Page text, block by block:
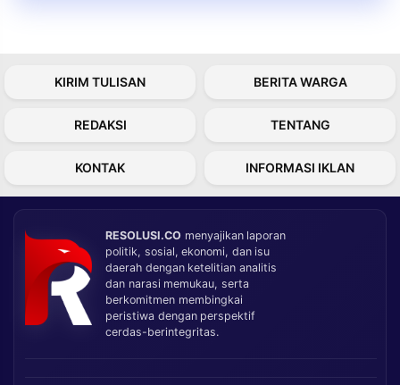
KIRIM TULISAN BERITA WARGA
REDAKSI TENTANG
KONTAK INFORMASI IKLAN
RESOLUSI.CO menyajikan laporan
politik, sosial, ekonomi, dan isu
daerah dengan ketelitian analitis
dan narasi memukau, serta
berkomitmen membingkai
peristiwa dengan perspektif
cerdas-berintegritas.